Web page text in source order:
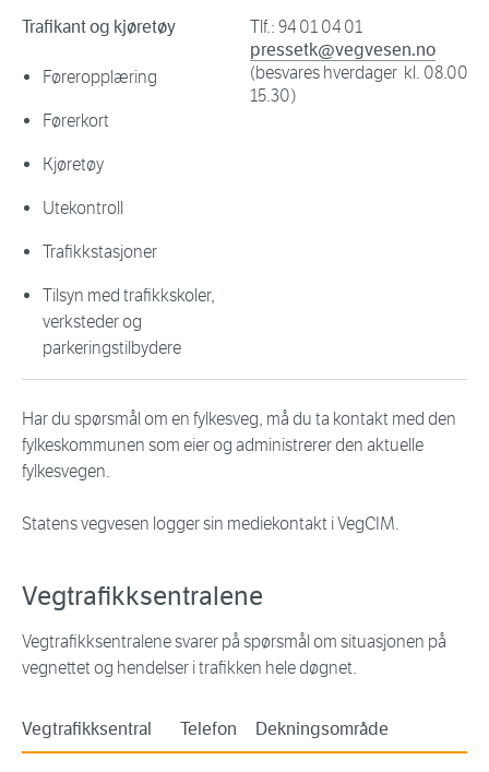
Trafikant og kjøretøy
Føreropplæring
Førerkort
Kjøretøy
Utekontroll
Trafikkstasjoner
Tilsyn med trafikkskoler,
verksteder og
parkeringstilbydere
Tlf.: 94 01 04 01
pressetk@vegvesen.no
(besvares hverdager kl. 08.00–
15.30)
Har du spørsmål om en fylkesveg, må du ta kontakt med den
fylkeskommunen som eier og administrerer den aktuelle
fylkesvegen.
Statens vegvesen logger sin mediekontakt i VegCIM.
Vegtrafikksentralene
Vegtrafikksentralene svarer på spørsmål om situasjonen på
vegnettet og hendelser i trafikken hele døgnet.
Vegtrafikksentral Telefon Dekningsområde